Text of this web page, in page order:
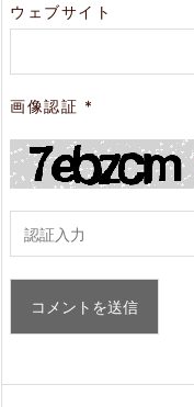
ウェブサイト
画像認証 *